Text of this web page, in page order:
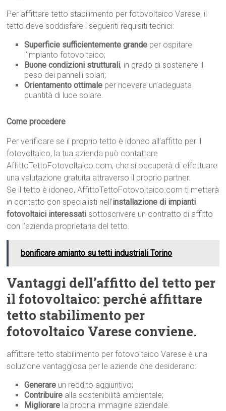
Per affittare tetto stabilimento per fotovoltaico Varese, il
tetto deve soddisfare i seguenti requisiti tecnici:
Superficie sufficientemente grande per ospitare
l’impianto fotovoltaico;
Buone condizioni strutturali, in grado di sostenere il
peso dei pannelli solari;
Orientamento ottimale per ricevere un’adeguata
quantità di luce solare.
Come procedere
Per verificare se il proprio tetto è idoneo all’affitto per il
fotovoltaico, la tua azienda può contattare
AffittoTettoFotovoltaico.com, che si occuperà di effettuare
una valutazione gratuita attraverso il proprio partner.
Se il tetto è idoneo, AffittoTettoFotovoltaico.com ti metterà
in contatto con specialisti nell’installazione di impianti
fotovoltaici interessati sottoscrivere un contratto di affitto
con l’azienda proprietaria del tetto.
bonificare amianto su tetti industriali Torino
Vantaggi dell’affitto del tetto per
il fotovoltaico: perché affittare
tetto stabilimento per
fotovoltaico Varese conviene.
affittare tetto stabilimento per fotovoltaico Varese è una
soluzione vantaggiosa per le aziende che desiderano:
Generare un reddito aggiuntivo;
Contribuire alla sostenibilità ambientale;
Migliorare la propria immagine aziendale.